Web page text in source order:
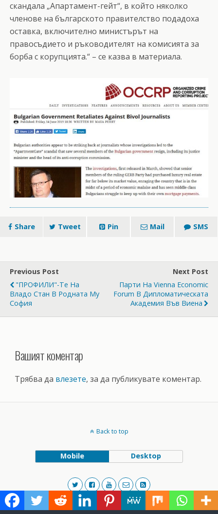
скандала „Апартамент-гейт“, в който няколко
членове на българското правителство подадоха
оставка, включително министърът на
правосъдието и ръководителят на комисията за
борба с корупцията.“ – се казва в материала.
Share Tweet Pin Mail SMS
Previous Post
"ПРОФИЛИ"-Те На
Владо Стан В Родната Му
София
Next Post
Парти На Vienna Economic
Forum В Дипломатическата
Академия Във Виена
Вашият коментар
Трябва да влезете, за да публикувате коментар.
Back to top
Mobile Desktop